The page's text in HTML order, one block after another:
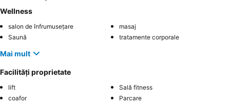
Wellness
salon de înfrumusețare
masaj
Saună
tratamente corporale
Mai mult
Facilități proprietate
lift
Sală fitness
coafor
Parcare